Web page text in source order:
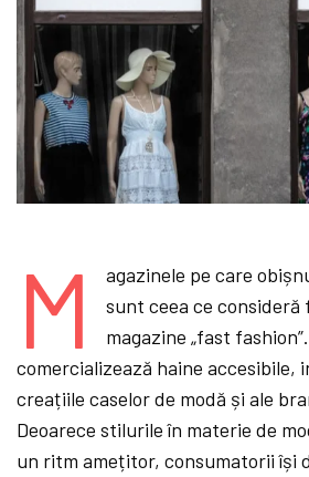
M
agazinele pe care
sunt ceea ce consideră
magazine „fast
comercializează haine accesibile,
creațiile caselor de modă și ale
Deoarece stilurile în materie de
un ritm amețitor, consumatorii își